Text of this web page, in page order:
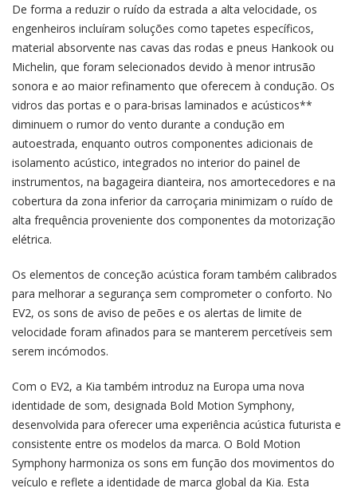
De forma a reduzir o ruído da estrada a alta velocidade, os
engenheiros incluíram soluções como tapetes específicos,
material absorvente nas cavas das rodas e pneus Hankook ou
Michelin, que foram selecionados devido à menor intrusão
sonora e ao maior refinamento que oferecem à condução. Os
vidros das portas e o para-brisas laminados e acústicos**
diminuem o rumor do vento durante a condução em
autoestrada, enquanto outros componentes adicionais de
isolamento acústico, integrados no interior do painel de
instrumentos, na bagageira dianteira, nos amortecedores e na
cobertura da zona inferior da carroçaria minimizam o ruído de
alta frequência proveniente dos componentes da motorização
elétrica.
Os elementos de conceção acústica foram também calibrados
para melhorar a segurança sem comprometer o conforto. No
EV2, os sons de aviso de peões e os alertas de limite de
velocidade foram afinados para se manterem percetíveis sem
serem incómodos.
Com o EV2, a Kia também introduz na Europa uma nova
identidade de som, designada Bold Motion Symphony,
desenvolvida para oferecer uma experiência acústica futurista e
consistente entre os modelos da marca. O Bold Motion
Symphony harmoniza os sons em função dos movimentos do
veículo e reflete a identidade de marca global da Kia. Esta